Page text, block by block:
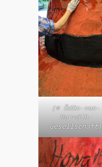
(© Ödön-von-
Horváth-
Gesellschaft)